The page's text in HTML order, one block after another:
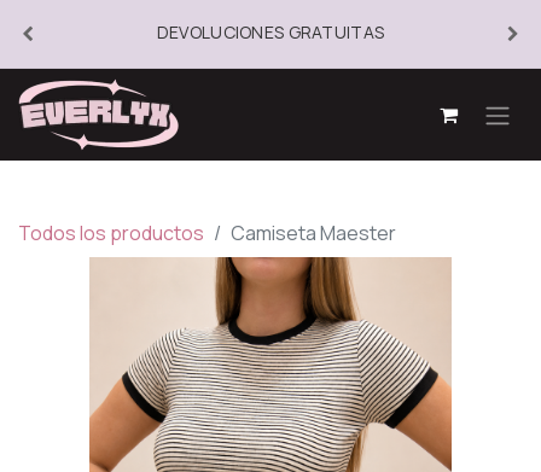
DEVOLUCIONES GRATUITAS
Todos los productos Camiseta Maester